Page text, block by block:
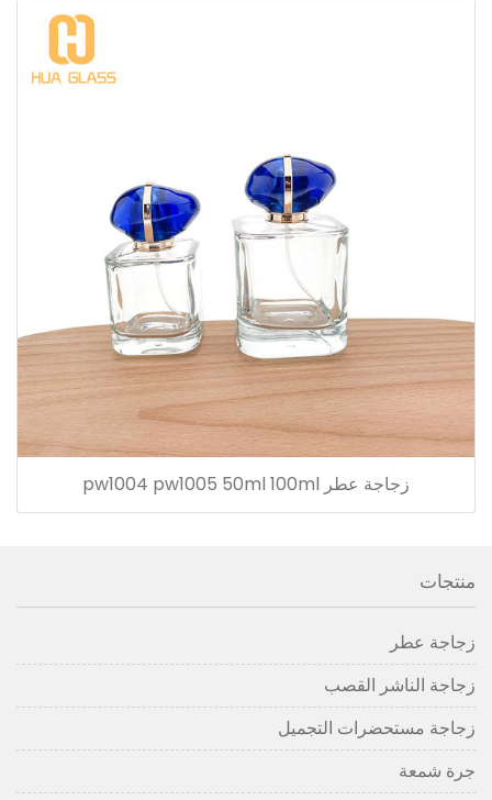
زجاجة عطر pw1004 pw1005 50ml 100ml
منتجات
زجاجة عطر
زجاجة الناشر القصب
زجاجة مستحضرات التجميل
جرة شمعة